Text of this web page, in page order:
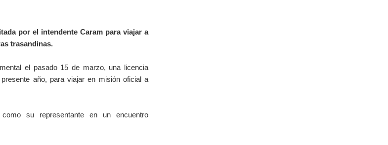
por el intendente Caram para viajar a
trasandinas.
el pasado 15 de marzo, una licencia
año, para viajar en misión oficial a
su representante en un encuentro